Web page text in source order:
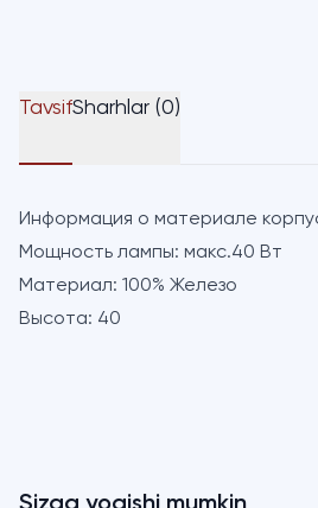
TavsifSharhlar (0)
Информация о материале
Мощность лампы: макс.40 Вт
Материал: 100% Железо
Высота: 40